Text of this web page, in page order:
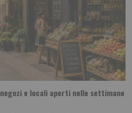
e locali aperti nelle settimane